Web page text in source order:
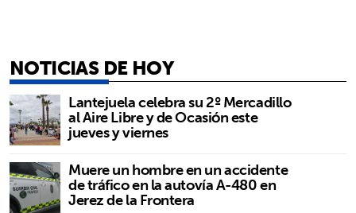
NOTICIAS DE HOY
Lantejuela celebra su 2º Mercadillo
al Aire Libre y de Ocasión este
jueves y viernes
Muere un hombre en un accidente
de tráfico en la autovía A-480 en
Jerez de la Frontera